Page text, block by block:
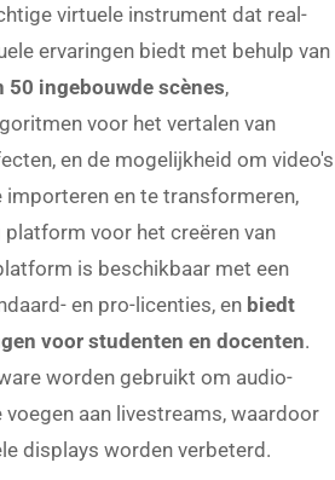
virtuele instrument dat real-
ervaringen biedt met behulp van
50 ingebouwde scènes,
voor het vertalen van
en de mogelijkheid om video's
importeren en te transformeren,
voor het creëren van
is beschikbaar met een
en pro-licenties, en biedt
voor studenten en docenten.
worden gebruikt om audio-
aan livestreams, waardoor
displays worden verbeterd.